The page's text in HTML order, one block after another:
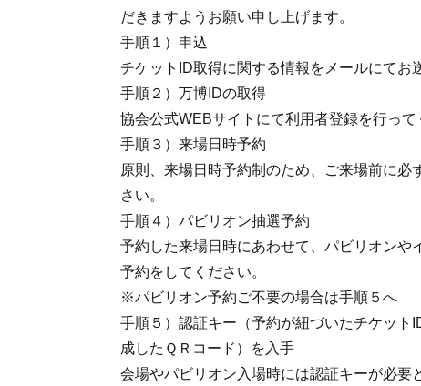
だきますようお願い申し上げます。
手順１）申込
チケットID取得に関する情報をメールにてお
手順２）万博IDの取得
協会公式WEBサイトにて利用者登録を行って
手順３）来場日時予約
原則、来場日時予約制のため、ご来場前に必
さい。
手順４）パビリオン抽選予約
予約した来場日時にあわせて、パビリオンや
予約をしてください。
※パビリオン予約ご不要の場合は手順５へ
手順５）認証キー（予約が紐づいたチケット
成したＱＲコード）を入手
会場やパビリオン入場時には認証キーが必要